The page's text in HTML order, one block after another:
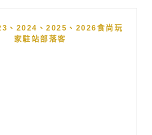
、2024、2025、2026食尚玩
家駐站部落客